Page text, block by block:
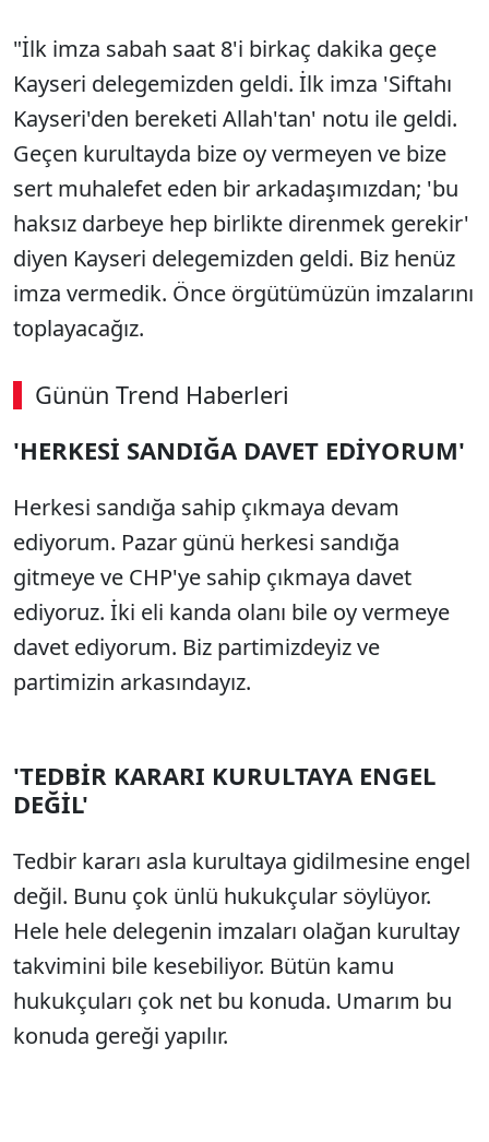
"İlk imza sabah saat 8'i birkaç dakika geçe
Kayseri delegemizden geldi. İlk imza 'Siftahı
Kayseri'den bereketi Allah'tan' notu ile geldi.
Geçen kurultayda bize oy vermeyen ve bize
sert muhalefet eden bir arkadaşımızdan; 'bu
haksız darbeye hep birlikte direnmek gerekir'
diyen Kayseri delegemizden geldi. Biz henüz
imza vermedik. Önce örgütümüzün imzalarını
toplayacağız.
Günün Trend Haberleri
'HERKESİ SANDIĞA DAVET EDİYORUM'
Herkesi sandığa sahip çıkmaya devam
ediyorum. Pazar günü herkesi sandığa
gitmeye ve CHP'ye sahip çıkmaya davet
ediyoruz. İki eli kanda olanı bile oy vermeye
davet ediyorum. Biz partimizdeyiz ve
partimizin arkasındayız.
'TEDBİR KARARI KURULTAYA ENGEL
DEĞİL'
Tedbir kararı asla kurultaya gidilmesine engel
değil. Bunu çok ünlü hukukçular söylüyor.
Hele hele delegenin imzaları olağan kurultay
takvimini bile kesebiliyor. Bütün kamu
hukukçuları çok net bu konuda. Umarım bu
konuda gereği yapılır.